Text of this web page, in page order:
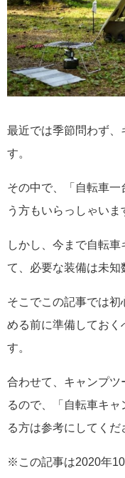
最近では季節問わず、
す。
その中で、「自転車
う方もいらっしゃいま
しかし、今まで自転
て、必要な装備は未知
そこでこの記事では
める前に準備しておく
す。
合わせて、キャンプ
るので、「自転車キ
る方は参考にしてくだ
※この記事は2020年